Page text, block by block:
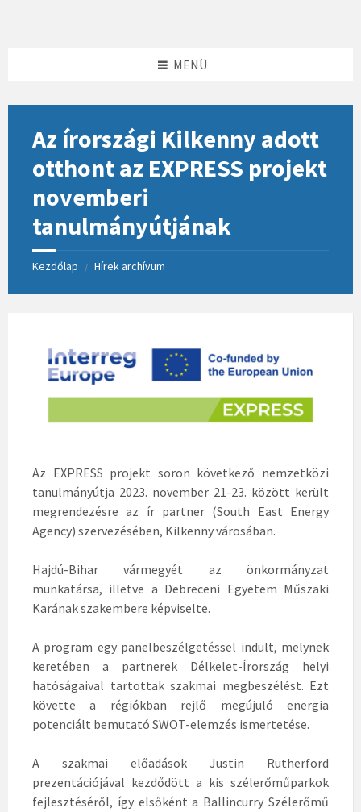
MENÜ
Az írországi Kilkenny adott
otthont az EXPRESS projekt
novemberi
tanulmányútjának
Kezdőlap / Hírek archívum
Az EXPRESS projekt soron következő nemzetközi
tanulmányútja 2023. november 21-23. között került
megrendezésre az ír partner (South East Energy
Agency) szervezésében, Kilkenny városában.
Hajdú-Bihar vármegyét az önkormányzat
munkatársa, illetve a Debreceni Egyetem Műszaki
Karának szakembere képviselte.
A program egy panelbeszélgetéssel indult, melynek
keretében a partnerek Délkelet-Írország helyi
hatóságaival tartottak szakmai megbeszélést. Ezt
követte a régiókban rejlő megújuló energia
potenciált bemutató SWOT-elemzés ismertetése.
A szakmai előadások Justin Rutherford
prezentációjával kezdődött a kis szélerőműparkok
fejlesztéséről, így elsőként a Ballincurry Szélerőmű